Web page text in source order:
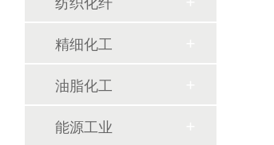
精细化工
油脂化工
能源工业